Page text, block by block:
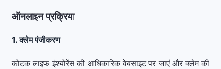
ऑनलाइन प्रक्रिया
1. क्लेम पंजीकरण
कोटक लाइफ इंश्योरेंस की आधिकारिक वेबसाइट पर जाएं और क्लेम की